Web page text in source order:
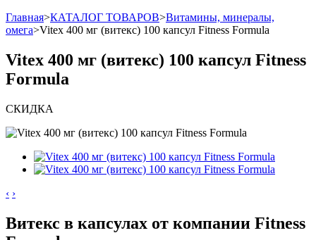
Главная>КАТАЛОГ ТОВАРОВ>Витамины, минералы,
омега>Vitex 400 мг (витекс) 100 капсул Fitness Formula
Vitex 400 мг (витекс) 100 капсул Fitness
Formula
СКИДКА
‹ ›
Витекс в капсулах от компании Fitness